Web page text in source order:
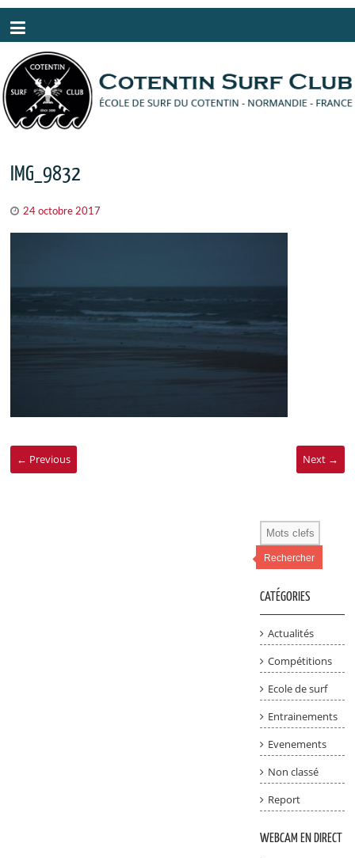
IMG_9832
24 octobre 2017
← Previous Next →
Rechercher
CATÉGORIES
Actualités
Compétitions
Ecole de surf
Entrainements
Evenements
Non classé
Report
WEBCAM EN DIRECT
Panneau de gestion des cookies